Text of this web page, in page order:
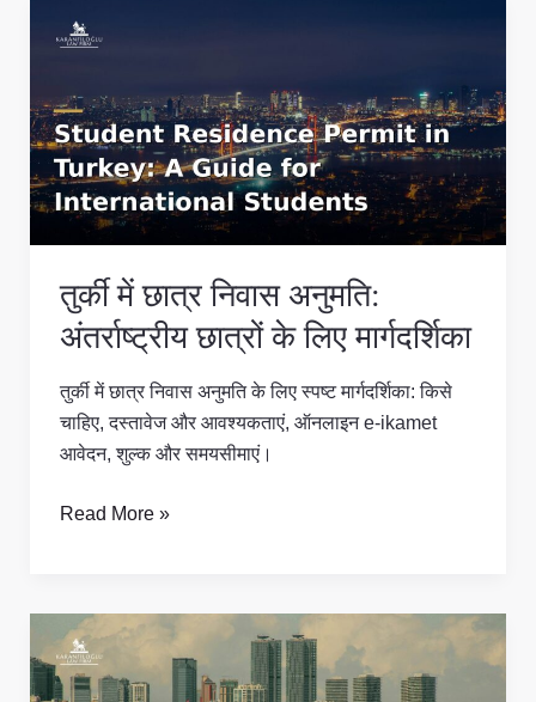
तुर्की में छात्र निवास अनुमति:
अंतर्राष्ट्रीय छात्रों के लिए मार्गदर्शिका
तुर्की में छात्र निवास अनुमति के लिए स्पष्ट मार्गदर्शिका: किसे
चाहिए, दस्तावेज और आवश्यकताएं, ऑनलाइन e-ikamet
आवेदन, शुल्क और समयसीमाएं।
में
निवास
अनुमति:
अंतर्राष्ट्रीय
छात्रों
मार्गदर्शिका
Read More »
तुर्की
में
पति/